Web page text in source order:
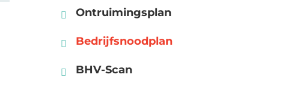
Ontruimingsplan
Bedrijfsnoodplan
BHV-Scan